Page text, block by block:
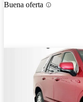
Buena oferta